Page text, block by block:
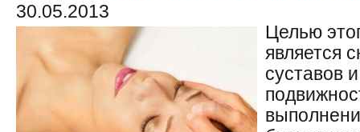
30.05.2013
Целью
является
суставов